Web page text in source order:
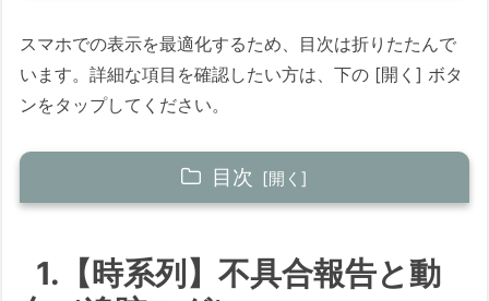
スマホでの表示を最適化するため、目次は折りたたんで
います。詳細な項目を確認したい方は、下の [開く] ボタ
ンをタップしてください。
目次
初動：バックアップ確保の上、条件付きで
適用を推奨
1.【時系列】不具合報告と動